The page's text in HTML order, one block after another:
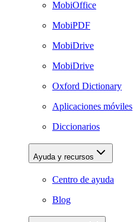
MobiOffice
MobiPDF
MobiDrive
MobiDrive
Oxford Dictionary
Aplicaciones móviles
Diccionarios
Ayuda y recursos
Centro de ayuda
Blog